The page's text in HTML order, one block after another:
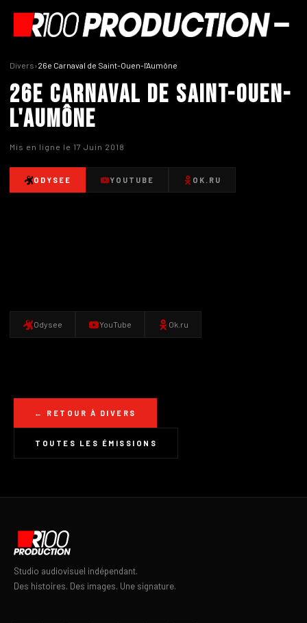
Divers›26e Carnaval de Saint-Ouen-l'Aumône
26e Carnaval de Saint-Ouen-
l'Aumône
Mis en ligne le 17 Juin 2018
ODYSEE YOUTUBE OK.RU
Odysee YouTube Ok.ru
← RETOUR À DIVERS
TOUTES LES ÉMISSIONS
Studio audiovisuel indépendant.
Des histoires. Des images. Une signature.